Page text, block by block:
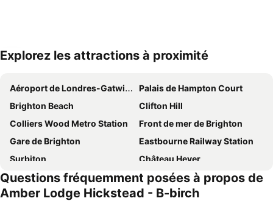
Explorez les attractions à proximité
Aéroport de Londres-Gatwick
Palais de Hampton Court
Brighton Beach
Clifton Hill
Colliers Wood Metro Station
Front de mer de Brighton
Gare de Brighton
Eastbourne Railway Station
Surbiton
Château Hever
Jetée de Brighton
Complexe Sportif Withdean
Mitcham
Central Hove
Questions fréquemment posées à propos de
Amber Lodge Hickstead - B-birch